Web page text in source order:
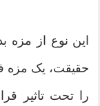
این نوع از مزه
حقیقت، یک مزه
را تحت تاثیر